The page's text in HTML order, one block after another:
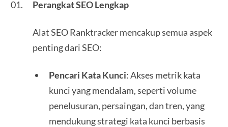
Perangkat SEO Lengkap
Alat SEO Ranktracker mencakup semua aspek
penting dari SEO:
Pencari Kata Kunci: Akses metrik kata
kunci yang mendalam, seperti volume
penelusuran, persaingan, dan tren, yang
mendukung strategi kata kunci berbasis